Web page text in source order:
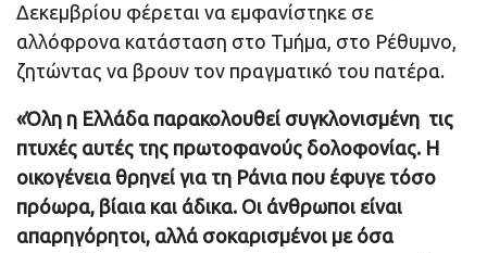
Δεκεμβρίου φέρεται να εμφανίστηκε σε
αλλόφρονα κατάσταση στο Τμήμα, στο Ρέθυμνο,
ζητώντας να βρουν τον πραγματικό του πατέρα.
«Όλη η Ελλάδα παρακολουθεί συγκλονισμένη τις
πτυχές αυτές της πρωτοφανούς δολοφονίας. Η
οικογένεια θρηνεί για τη Ράνια που έφυγε τόσο
πρόωρα, βίαια και άδικα. Οι άνθρωποι είναι
απαρηγόρητοι, αλλά σοκαρισμένοι με όσα